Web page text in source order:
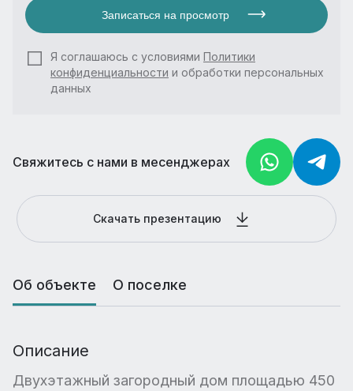
Записаться на просмотр
Я соглашаюсь с условиями Политики
конфиденциальности и обработки персональных
данных
Свяжитесь с нами в месенджерах
Скачать презентацию
Об объекте О поселке
Описание
Двухэтажный загородный дом площадью 450